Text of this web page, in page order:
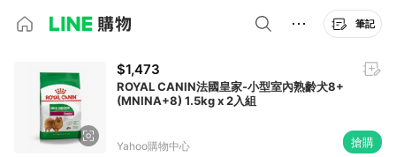
筆記
$1,473
ROYAL CANIN法國皇家-小型室內熟齡犬8+
(MNINA+8) 1.5kg x 2入組
Yahoo購物中心 搶購